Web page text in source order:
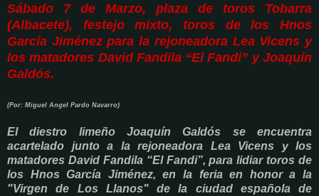
Sábado 7 de Marzo, plaza de toros Tobarra
(Albacete), festejo mixto, toros de los Hnos
García Jiménez para la rejoneadora Lea Vicens y
los matadores David Fandila “El Fandi” y Joaquín
Galdós.
(Por: Miguel Angel Pardo Navarro)
El diestro limeño Joaquín Galdós se encuentra
acartelado junto a la rejoneadora Lea Vicens y los
matadores David Fandila “El Fandi”, para lidiar toros de
los Hnos García Jiménez,en la feriaen honor a la
"Virgen de Los Llanos" dela ciudad española de